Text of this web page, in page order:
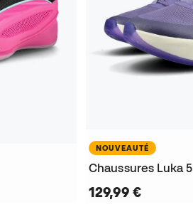
NOUVEAUTÉ
Chaussures Luka 5
129,99 €